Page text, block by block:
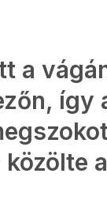
a
így